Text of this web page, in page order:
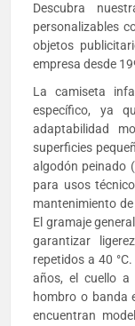
Descubra
personalizables
objetos
empresa desde
La camiseta
específico, ya
adaptabilidad
superficies
algodón peinado
para usos
mantenimiento
El gramaje
garantizar
repetidos a 40
años, el cuello a
hombro o banda
encuentran